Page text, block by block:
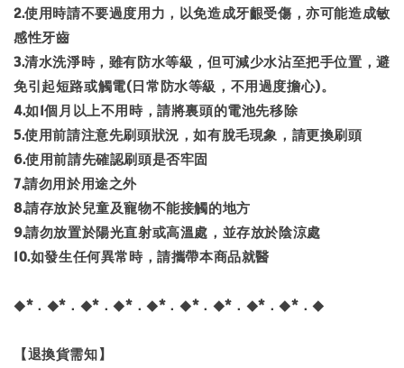
2.使用時請不要過度用力，以免造成牙齦受傷，亦可能造成敏
感性牙齒
3.清水洗淨時，雖有防水等級，但可減少水沾至把手位置，避
免引起短路或觸電(日常防水等級，不用過度擔心)。
4.如1個月以上不用時，請將裏頭的電池先移除
5.使用前請注意先刷頭狀況，如有脫毛現象，請更換刷頭
6.使用前請先確認刷頭是否牢固
7.請勿用於用途之外
8.請存放於兒童及寵物不能接觸的地方
9.請勿放置於陽光直射或高溫處，並存放於陰涼處
10.如發生任何異常時，請攜帶本商品就醫
◆*．◆*．◆*．◆*．◆*．◆*．◆*．◆*．◆*．◆
【退換貨需知】